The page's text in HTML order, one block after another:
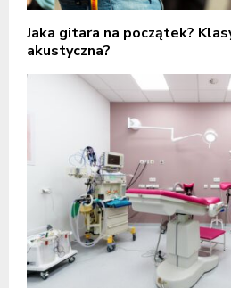
Jaka gitara na początek?
akustyczna?